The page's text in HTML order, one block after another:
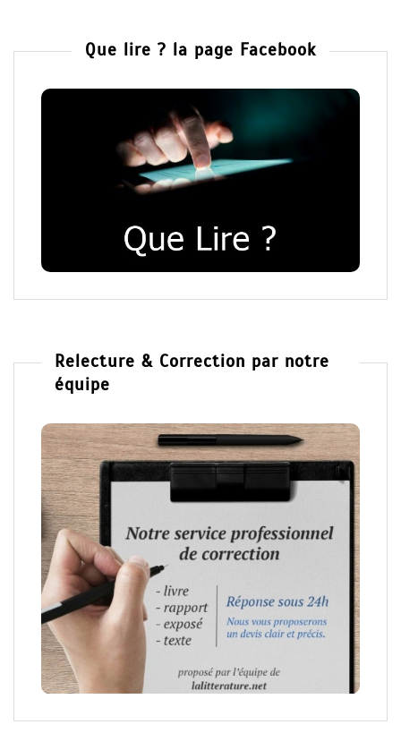
Que lire ? la page Facebook
Relecture & Correction par notre
équipe